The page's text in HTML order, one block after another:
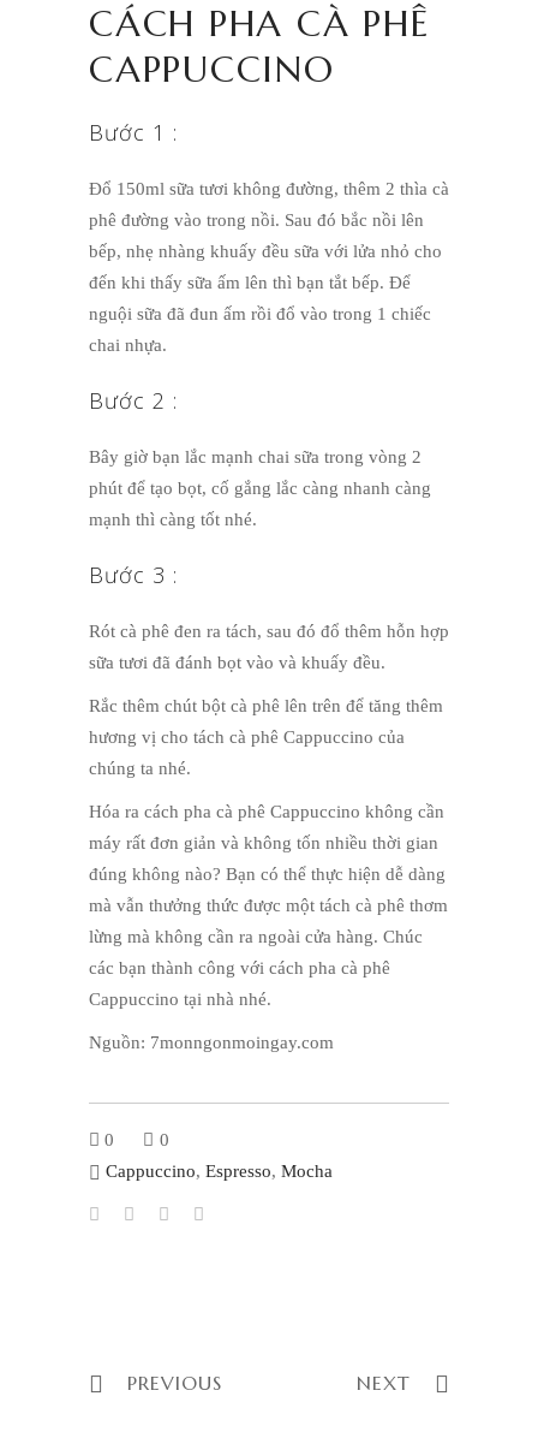
CÁCH PHA CÀ PHÊ
CAPPUCCINO
Bước 1 :
Đổ 150ml sữa tươi không đường, thêm 2 thìa cà
phê đường vào trong nồi. Sau đó bắc nồi lên
bếp, nhẹ nhàng khuấy đều sữa với lửa nhỏ cho
đến khi thấy sữa ấm lên thì bạn tắt bếp. Để
nguội sữa đã đun ấm rồi đổ vào trong 1 chiếc
chai nhựa.
Bước 2 :
Bây giờ bạn lắc mạnh chai sữa trong vòng 2
phút để tạo bọt, cố gắng lắc càng nhanh càng
mạnh thì càng tốt nhé.
Bước 3 :
Rót cà phê đen ra tách, sau đó đổ thêm hỗn hợp
sữa tươi đã đánh bọt vào và khuấy đều.
Rắc thêm chút bột cà phê lên trên để tăng thêm
hương vị cho tách cà phê Cappuccino của
chúng ta nhé.
Hóa ra cách pha cà phê Cappuccino không cần
máy rất đơn giản và không tốn nhiều thời gian
đúng không nào? Bạn có thể thực hiện dễ dàng
mà vẫn thưởng thức được một tách cà phê thơm
lừng mà không cần ra ngoài cửa hàng. Chúc
các bạn thành công với cách pha cà phê
Cappuccino tại nhà nhé.
Nguồn: 7monngonmoingay.com
0
0
Cappuccino, Espresso, Mocha
PREVIOUS NEXT